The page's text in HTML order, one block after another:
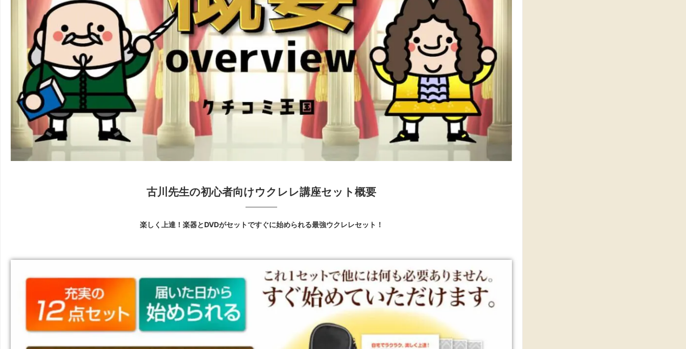
古川先生の初心者向けウクレレ講座セット概要
楽しく上達！楽器とDVDがセットですぐに始められる最強ウクレレセット！